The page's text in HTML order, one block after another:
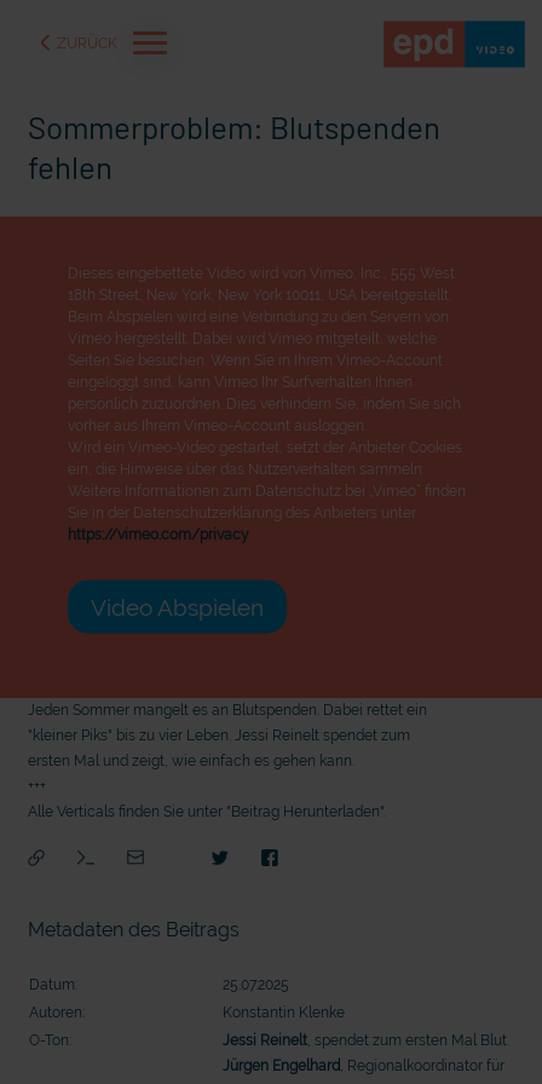
ZURÜCK
oder "Deppen der "Wir bauen Cherson wieder auf" - Optimismus in der
Sommerproblem: Blutspenden
fehlen
Dieses eingebettete Video wird von Vimeo, Inc., 555 West
18th Street, New York, New York 10011, USA bereitgestellt.
Beim Abspielen wird eine Verbindung zu den Servern von
Vimeo hergestellt. Dabei wird Vimeo mitgeteilt, welche
Seiten Sie besuchen. Wenn Sie in Ihrem Vimeo-Account
eingeloggt sind, kann Vimeo Ihr Surfverhalten Ihnen
persönlich zuzuordnen. Dies verhindern Sie, indem Sie sich
vorher aus Ihrem Vimeo-Account ausloggen.
Wird ein Vimeo-Video gestartet, setzt der Anbieter Cookies
ein, die Hinweise über das Nutzerverhalten sammeln.
Weitere Informationen zum Datenschutz bei „Vimeo“ finden
Sie in der Datenschutzerklärung des Anbieters unter:
https://vimeo.com/privacy
Video Abspielen
Jeden Sommer mangelt es an Blutspenden. Dabei rettet ein
"kleiner Piks" bis zu vier Leben. Jessi Reinelt spendet zum
ersten Mal und zeigt, wie einfach es gehen kann.
+++
Alle Verticals finden Sie unter "Beitrag Herunterladen".
Metadaten des Beitrags
Datum:
25.07.2025
Autoren:
Konstantin Klenke
O-Ton:
Jessi Reinelt , spendet zum ersten Mal Blut
Jürgen Engelhard , Regionalkoordinator für